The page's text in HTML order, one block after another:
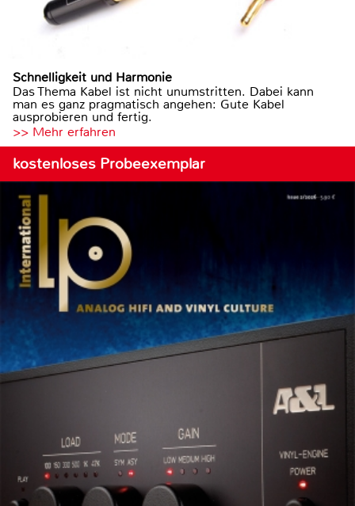
Schnelligkeit und Harmonie
Das Thema Kabel ist nicht unumstritten. Dabei kann
man es ganz pragmatisch angehen: Gute Kabel
ausprobieren und fertig.
>> Mehr erfahren
kostenloses Probeexemplar